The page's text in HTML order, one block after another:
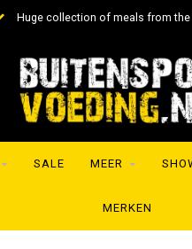
of meals from the best brands
SALE MEER
MERKEN